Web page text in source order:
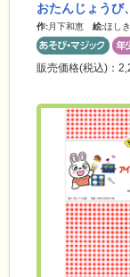
おたんじょうび
作:月下和恵 絵:ほし
販売価格(税込)：